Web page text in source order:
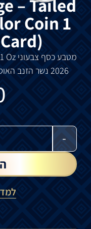
– Tailed
Coin 1
מטבעכסף צבעוני Oz
2026 נשר הזנב
-